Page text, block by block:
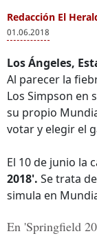
Redacción El
01.06.2018
Los Ángeles,
Al parecer la
Los Simpson en
su propio
votar y elegir el
El 10 de junio la
2018'. Se trata
simula en
En 'Springfield